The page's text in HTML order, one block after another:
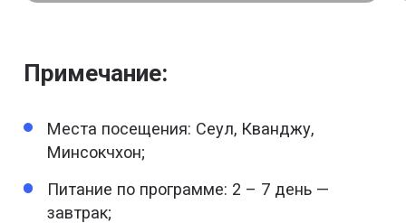
Примечание:
Места посещения: Сеул, Кванджу,
Минсокчхон;
Питание по программе: 2 – 7 день —
завтрак;